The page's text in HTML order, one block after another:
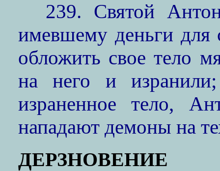
239. Святой
имевшему деньги для
обложить свое тело
на него и
израненное тело,
нападают демоны на
ДЕРЗНОВЕНИЕ